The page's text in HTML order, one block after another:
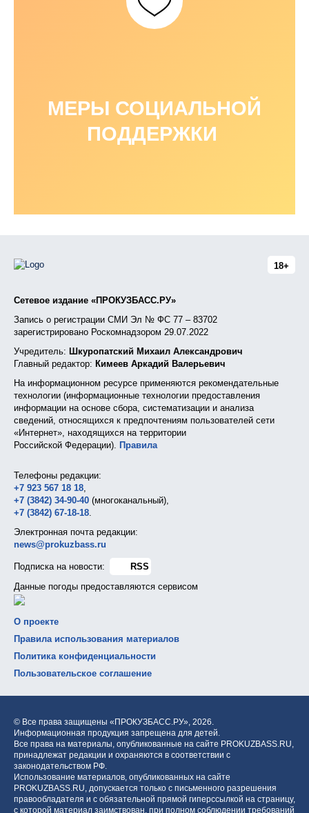
МЕРЫ СОЦИАЛЬНОЙ
ПОДДЕРЖКИ
18+
Сетевое издание «ПРОКУЗБАСС.РУ»
Запись о регистрации СМИ Эл № ФС 77 – 83702
зарегистрировано Роскомнадзором 29.07.2022
Учредитель: Шкуропатский Михаил Александрович
Главный редактор: Кимеев Аркадий Валерьевич
На информационном ресурсе применяются рекомендательные
технологии (информационные технологии предоставления
информации на основе сбора, систематизации и анализа
сведений, относящихся к предпочтениям пользователей сети
«Интернет», находящихся на территории
Российской Федерации). Правила
Телефоны редакции:
+7 923 567 18 18,
+7 (3842) 34-90-40 (многоканальный),
+7 (3842) 67-18-18.
Электронная почта редакции:
news@prokuzbass.ru
Подписка на новости:
RSS
Данные погоды предоставляются сервисом
О проекте
Правила использования материалов
Политика конфиденциальности
Пользовательское соглашение
© Все права защищены «ПРОКУЗБАСС.РУ», 2026.
Информационная продукция запрещена для детей.
Все права на материалы, опубликованные на сайте PROKUZBASS.RU,
принадлежат редакции и охраняются в соответствии с
законодательством РФ.
Использование материалов, опубликованных на сайте
PROKUZBASS.RU, допускается только с письменного разрешения
правообладателя и с обязательной прямой гиперссылкой на страницу,
с которой материал заимствован, при полном соблюдении требований